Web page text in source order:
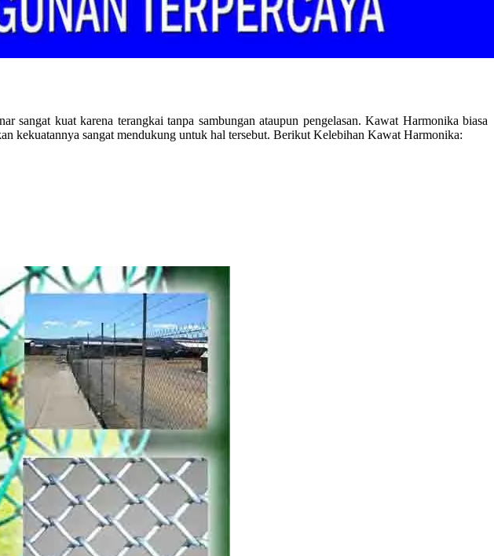
kuat karena terangkai tanpa sambungan ataupun pengelasan. Kawat Harmonika biasa
kekuatannya sangat mendukung untuk hal tersebut. Berikut Kelebihan Kawat Harmonika: